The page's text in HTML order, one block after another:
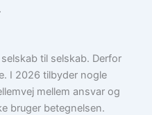
til selskab. Derfor
I 2026 tilbyder nogle
mellem ansvar og
bruger betegnelsen.